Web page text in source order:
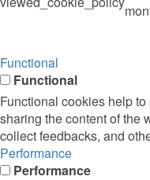
Functional
Functional
Functional cookies help
sharing the content of the
collect feedbacks, and
Performance
Performance